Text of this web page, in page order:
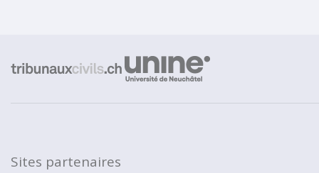
Sites partenaires